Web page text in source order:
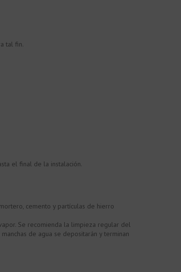
tal fin.
el final de la instalación.
cemento y partículas de hierro
Se recomienda la limpieza regular del
de agua se depositarán y terminan